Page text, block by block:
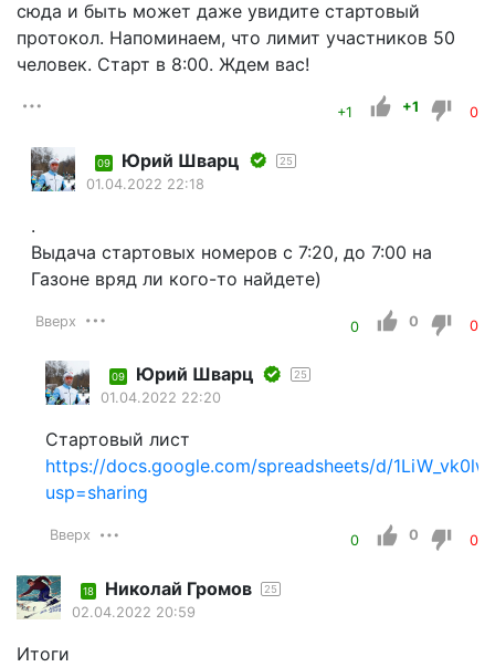
сюда и быть может даже увидите стартовый
протокол. Напоминаем, что лимит участников 50
человек. Старт в 8:00. Ждем вас!
+1 +1 0
09 Юрий Шварц 25
01.04.2022 22:18
.
Выдача стартовых номеров с 7:20, до 7:00 на
Газоне вряд ли кого-то найдете)
Вверх 0 0 0
09 Юрий Шварц 25
01.04.2022 22:20
Стартовый лист
https://docs.google.com/spreadsheets/d/
usp=sharing
Вверх 0 0 0
18 Николай Громов 25
02.04.2022 20:59
Итоги